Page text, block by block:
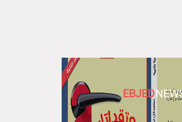
EBJED